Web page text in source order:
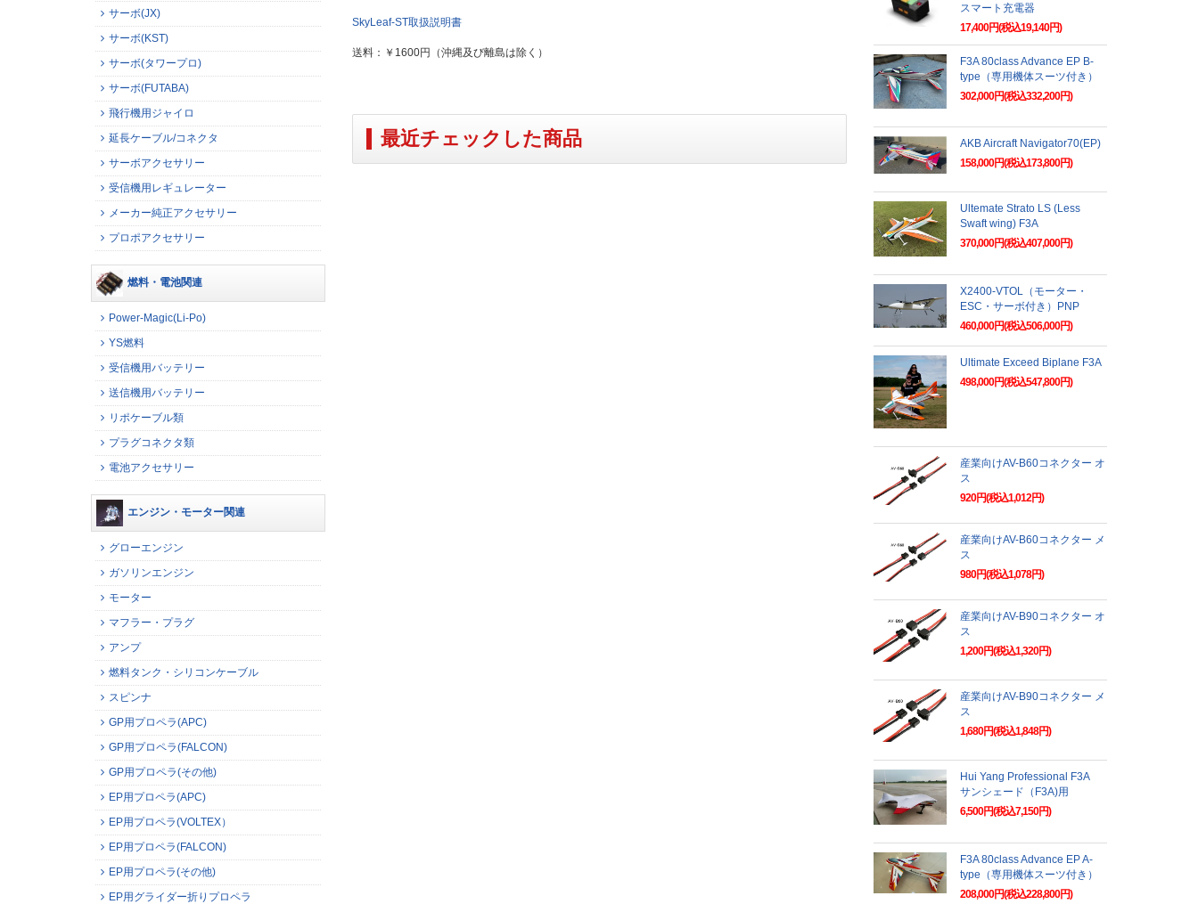
SkyLeaf-ST取扱説明書
送料：￥1600円（沖縄及び離島は除く）
最近チェックした商品
サーボ(JX)
サーボ(KST)
サーボ(タワープロ)
サーボ(FUTABA)
飛行機用ジャイロ
延長ケーブル/コネクタ
サーボアクセサリー
受信機用レギュレーター
メーカー純正アクセサリー
プロポアクセサリー
燃料・電池関連
Power-Magic(Li-Po)
YS燃料
受信機用バッテリー
送信機用バッテリー
リポケーブル類
プラグコネクタ類
電池アクセサリー
エンジン・モーター関連
グローエンジン
ガソリンエンジン
モーター
マフラー・プラグ
アンプ
燃料タンク・シリコンケーブル
スピンナ
GP用プロペラ(APC)
GP用プロペラ(FALCON)
GP用プロペラ(その他)
EP用プロペラ(APC)
EP用プロペラ(VOLTEX）
EP用プロペラ(FALCON)
EP用プロペラ(その他)
EP用グライダー折りプロペラ
スマート充電器
17,400円(税込19,140円)
F3A 80class Advance EP B-
type（専用機体スーツ付き）
302,000円(税込332,200円)
AKB Aircraft Navigator70(EP)
158,000円(税込173,800円)
Ultemate Strato LS (Less
Swaft wing) F3A
370,000円(税込407,000円)
X2400-VTOL（モーター・
ESC・サーボ付き）PNP
460,000円(税込506,000円)
Ultimate Exceed Biplane F3A
498,000円(税込547,800円)
産業向けAV-B60コネクター オ
ス
920円(税込1,012円)
産業向けAV-B60コネクター メ
ス
980円(税込1,078円)
産業向けAV-B90コネクター オ
ス
1,200円(税込1,320円)
産業向けAV-B90コネクター メ
ス
1,680円(税込1,848円)
Hui Yang Professional F3A
サンシェード（F3A)用
6,500円(税込7,150円)
F3A 80class Advance EP A-
type（専用機体スーツ付き）
208,000円(税込228,800円)